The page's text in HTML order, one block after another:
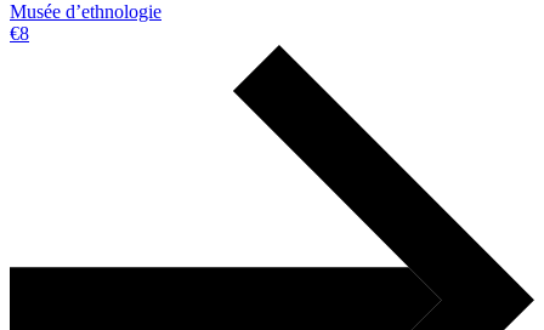
Musée d’ethnologie
€8